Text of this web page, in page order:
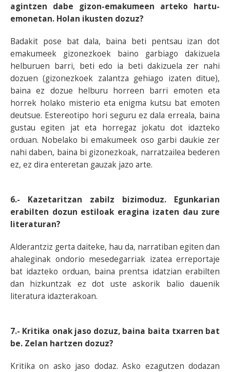
agintzen dabe gizon-emakumeen arteko hartu-
emonetan. Holan ikusten dozuz?
Badakit pose bat dala, baina beti pentsau izan dot
emakumeek gizonezkoek baino garbiago dakizuela
helburuen barri, beti edo ia beti dakizuela zer nahi
dozuen (gizonezkoek zalantza gehiago izaten ditue),
baina ez dozue helburu horreen barri emoten eta
horrek holako misterio eta enigma kutsu bat emoten
deutsue. Estereotipo hori seguru ez dala erreala, baina
gustau egiten jat eta horregaz jokatu dot idazteko
orduan. Nobelako bi emakumeek oso garbi daukie zer
nahi daben, baina bi gizonezkoak, narratzailea bederen
ez, ez dira enteretan gauzak jazo arte.
6.- Kazetaritzan zabilz bizimoduz. Egunkarian
erabilten dozun estiloak eragina izaten dau zure
literaturan?
Alderantziz gerta daiteke, hau da, narratiban egiten dan
ahaleginak ondorio mesedegarriak izatea erreportaje
bat idazteko orduan, baina prentsa idatzian erabilten
dan hizkuntzak ez dot uste askorik balio dauenik
literatura idazterakoan.
7.- Kritika onak jaso dozuz, baina baita txarren bat
be. Zelan hartzen dozuz?
Kritika on asko jaso dodaz. Asko ezagutzen dodazan